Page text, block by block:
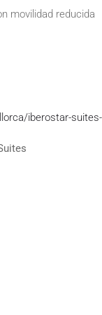
movilidad reducida
iberostar-